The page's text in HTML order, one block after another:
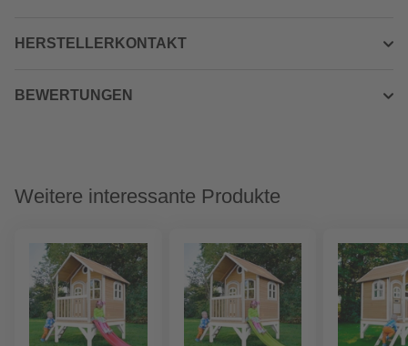
HERSTELLERKONTAKT
BEWERTUNGEN
Weitere interessante Produkte